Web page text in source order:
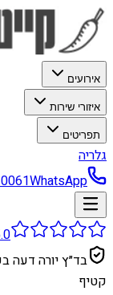
אירועים
איזורי שירות
תפריטים
גלריה
WhatsApp
בד״ץ יורה דעה
קטיף